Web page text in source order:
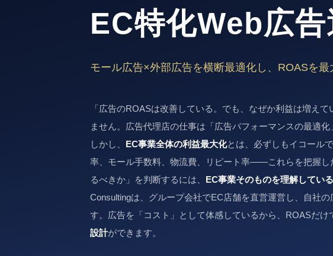
EC特化Web広告
モール広告×外部広告を横断最適化し、ROASを最
「広告のROASは改善している。でも、なぜか利益は増え
ません。広告代理店の仕事は「広告パフォーマンスの最適化
しかし、 EC事業全体の利益最大化とは、必ずしもイコール
率、モール手数料、物流費、リピート率——これらを把握し
るべきか」を判断するには、 EC事業そのものを理解してい
Consultingは、グループ会社でEC店舗を直営運営し、自社
す。広告を「コスト」として体感しているから、ROASだけ
設計ができます。